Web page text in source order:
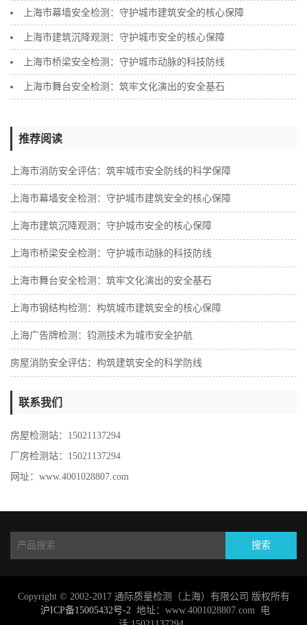
上海市幕墙安全检测：守护城市建筑安全的核心保障
上海市建筑沉降观测：守护城市安全的核心保障
上海市桥梁安全检测：守护城市动脉的科技防线
上海市舞台安全检测：筑牢文化演出的安全基石
推荐阅读
上海市消防安全评估：筑牢城市安全防线的科学保障
上海市幕墙安全检测：守护城市建筑安全的核心保障
上海市建筑沉降观测：守护城市安全的核心保障
上海市桥梁安全检测：守护城市动脉的科技防线
上海市舞台安全检测：筑牢文化演出的安全基石
上海市钢结构检测：构筑城市建筑安全的核心保障
‌上海广告牌检测：钧测技术为城市安全护航
房屋消防安全评估：构筑建筑安全的科学防线
联系我们
房屋检测站：15021137294
厂房检测站：15021137294
网址：www.4001028807.com
搜索
Copyright © 2002-2017 通际质量检测（上海）有限公司 版权所有
沪ICP备15005432号-2地址：www.4001028807.com 电